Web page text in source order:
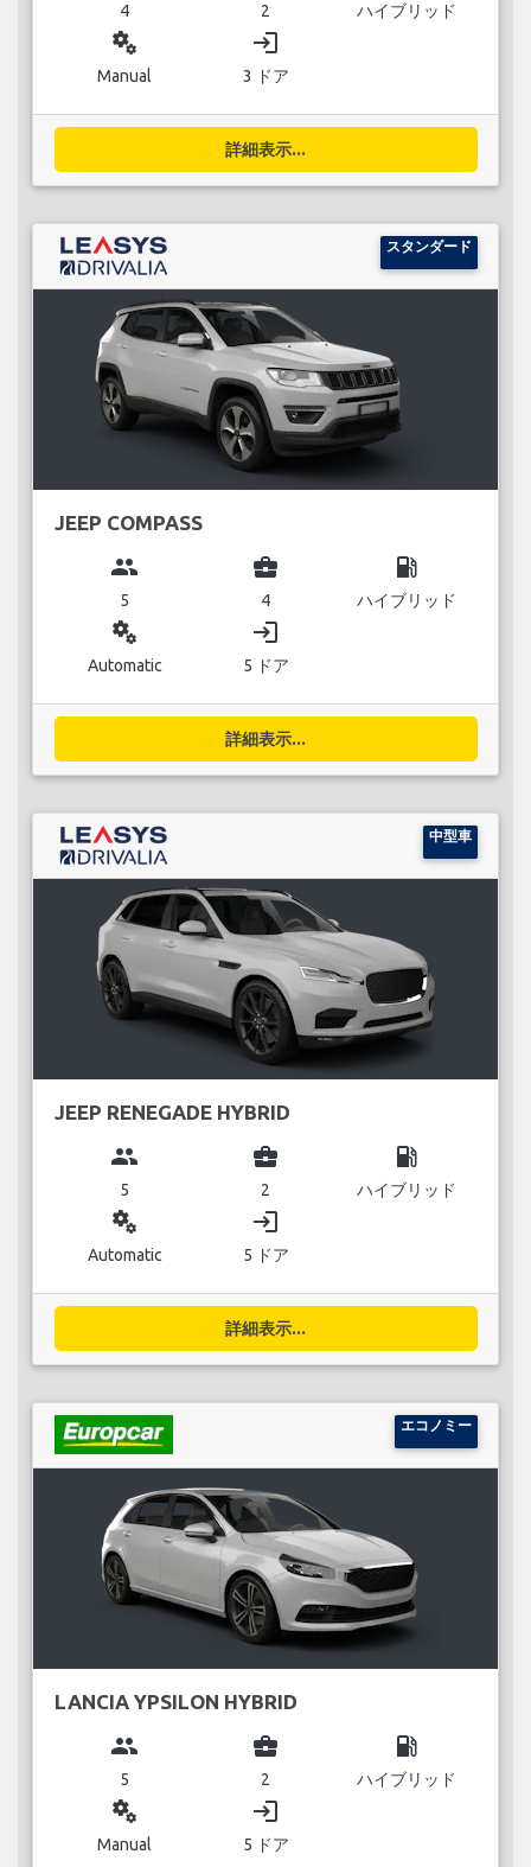
4 2 ハイブリッド
miscellaneous_services
Manual
login
3 ドア
詳細表示...
スタンダード
JEEP COMPASS
group
5
business_center
4
local_gas_station
ハイブリッド
miscellaneous_services
Automatic
login
5 ドア
詳細表示...
中型車
JEEP RENEGADE HYBRID
group
5
business_center
2
local_gas_station
ハイブリッド
miscellaneous_services
Automatic
login
5 ドア
詳細表示...
エコノミー
LANCIA YPSILON HYBRID
group
5
business_center
2
local_gas_station
ハイブリッド
miscellaneous_services
Manual
login
5 ドア